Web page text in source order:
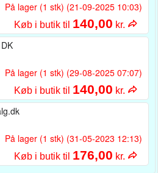
På lager (1 stk) (21-09-2025 10:03)
Køb i butik til 140,00 kr.
På lager (1 stk) (29-08-2025 07:07)
Køb i butik til 140,00 kr.
På lager (1 stk) (31-05-2023 12:13)
Køb i butik til 176,00 kr.